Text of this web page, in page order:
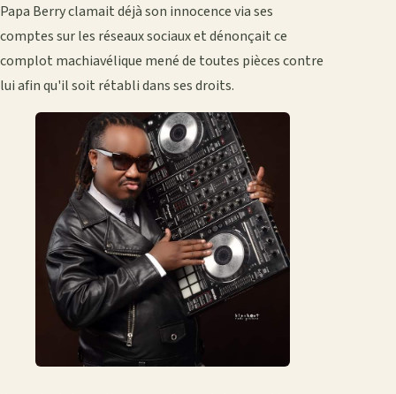
Papa Berry clamait déjà son innocence via ses
comptes sur les réseaux sociaux et dénonçait ce
complot machiavélique mené de toutes pièces contre
lui afin qu'il soit rétabli dans ses droits.